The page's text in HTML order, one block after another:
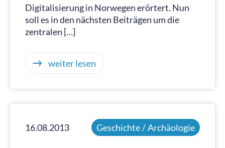
Digitalisierung in Norwegen erörtert. Nun
soll es in den nächsten Beiträgen um die
zentralen […]
weiter lesen
16.08.2013 Geschichte / Archäologie